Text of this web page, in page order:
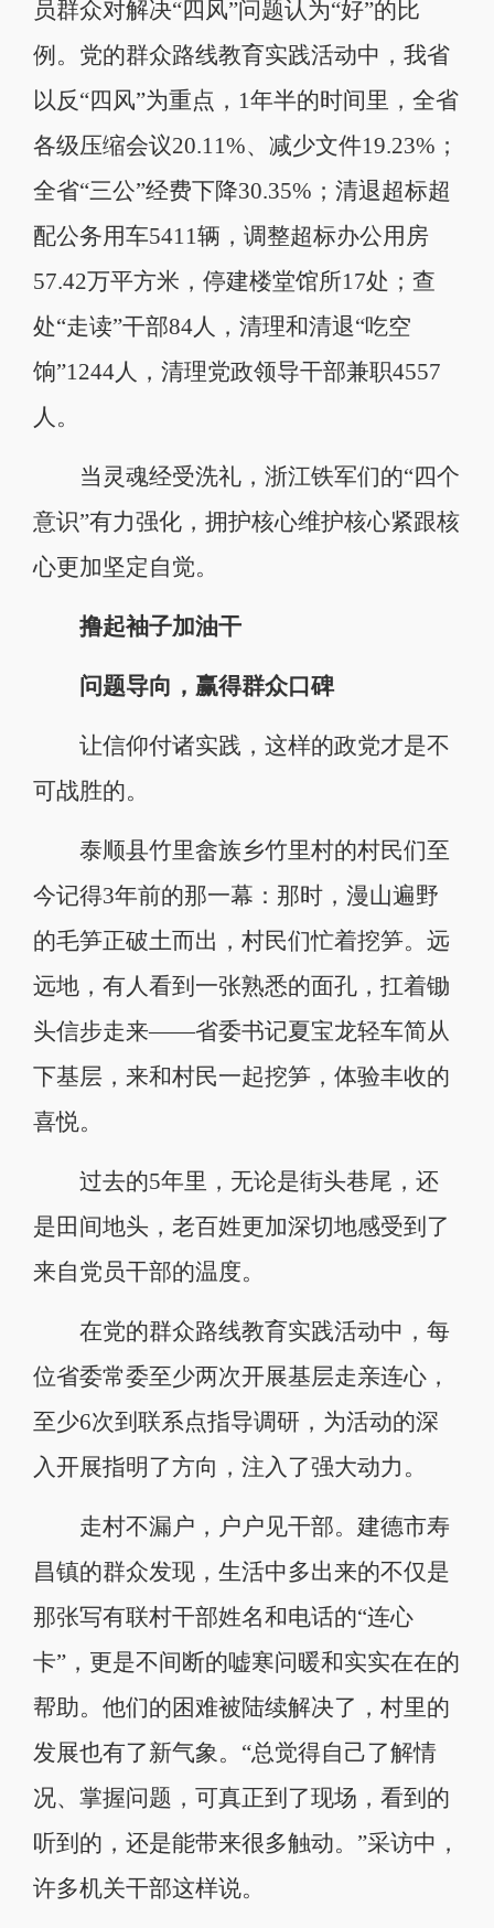
员群众对解决“四风”问题认为“好”的比
例。党的群众路线教育实践活动中，我省
以反“四风”为重点，1年半的时间里，全省
各级压缩会议20.11%、减少文件19.23%；
全省“三公”经费下降30.35%；清退超标超
配公务用车5411辆，调整超标办公用房
57.42万平方米，停建楼堂馆所17处；查
处“走读”干部84人，清理和清退“吃空
饷”1244人，清理党政领导干部兼职4557
人。
当灵魂经受洗礼，浙江铁军们的“四个
意识”有力强化，拥护核心维护核心紧跟核
心更加坚定自觉。
撸起袖子加油干
问题导向，赢得群众口碑
让信仰付诸实践，这样的政党才是不
可战胜的。
泰顺县竹里畲族乡竹里村的村民们至
今记得3年前的那一幕：那时，漫山遍野
的毛笋正破土而出，村民们忙着挖笋。远
远地，有人看到一张熟悉的面孔，扛着锄
头信步走来——省委书记夏宝龙轻车简从
下基层，来和村民一起挖笋，体验丰收的
喜悦。
过去的5年里，无论是街头巷尾，还
是田间地头，老百姓更加深切地感受到了
来自党员干部的温度。
在党的群众路线教育实践活动中，每
位省委常委至少两次开展基层走亲连心，
至少6次到联系点指导调研，为活动的深
入开展指明了方向，注入了强大动力。
走村不漏户，户户见干部。建德市寿
昌镇的群众发现，生活中多出来的不仅是
那张写有联村干部姓名和电话的“连心
卡”，更是不间断的嘘寒问暖和实实在在的
帮助。他们的困难被陆续解决了，村里的
发展也有了新气象。“总觉得自己了解情
况、掌握问题，可真正到了现场，看到的
听到的，还是能带来很多触动。”采访中，
许多机关干部这样说。